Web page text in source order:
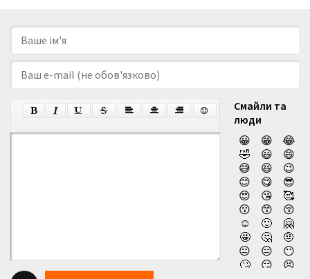
Смайли та
люди
😀
😁
😂
🤣
😃
😄
😅
😆
😉
😊
😋
😎
😍
😘
🥰
😗
😙
😚
☺️
🙂
🤗
🤩
🤔
🤨
😐
😑
😶
🙄
😏
😣